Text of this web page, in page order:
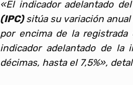
«El indicador adelantado
(IPC)sitúa su variación anual
por encima de la
indicador adelantado de la
décimas, hasta el 7,5%»,